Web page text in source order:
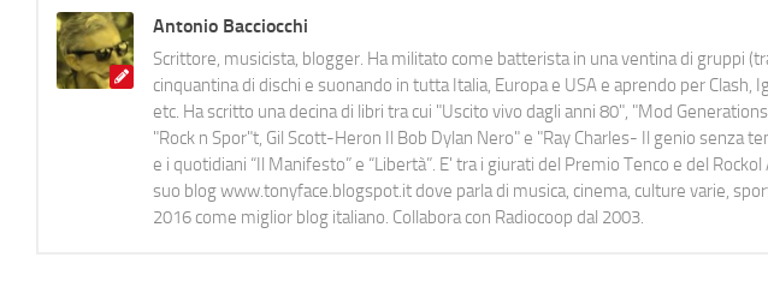
Antonio Bacciocchi
Scrittore, musicista, blogger. Ha militato come batterista in una ventina di gruppi
cinquantina di dischi e suonando in tutta Italia, Europa e USA e aprendo per Clash,
etc. Ha scritto una decina di libri tra cui "Uscito vivo dagli anni 80", "Mod
"Rock n Spor"t, Gil Scott-Heron Il Bob Dylan Nero" e "Ray Charles- Il genio senza
e i quotidiani “Il Manifesto” e “Libertà”. E' tra i giurati del Premio Tenco e del
suo blog www.tonyface.blogspot.it dove parla di musica, cinema, culture varie,
2016 come miglior blog italiano. Collabora con Radiocoop dal 2003.